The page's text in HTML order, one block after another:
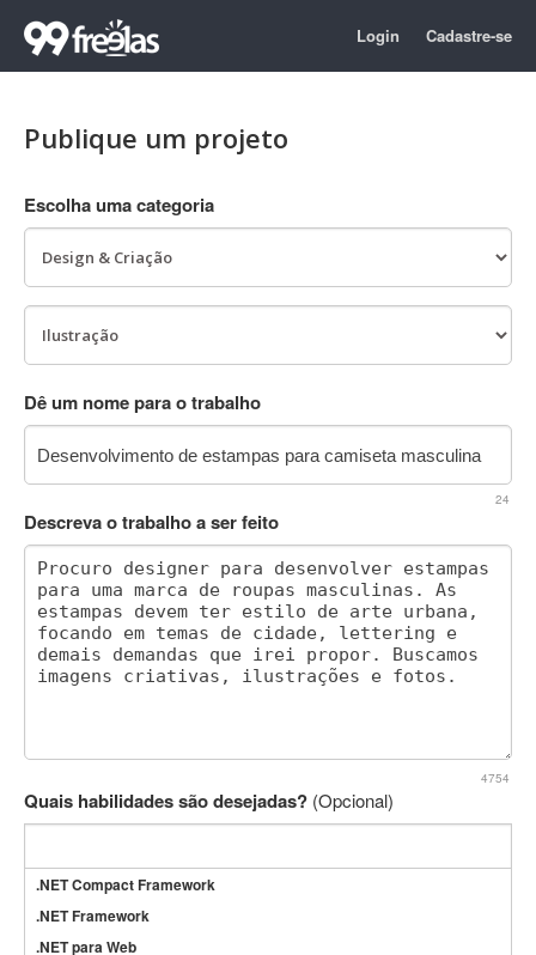
Login Cadastre-se
Publique um projeto
Escolha uma categoria
Dê um nome para o trabalho
24
Descreva o trabalho a ser feito
4754
Quais habilidades são desejadas? (Opcional)
.NET Compact Framework
.NET Framework
.NET para Web